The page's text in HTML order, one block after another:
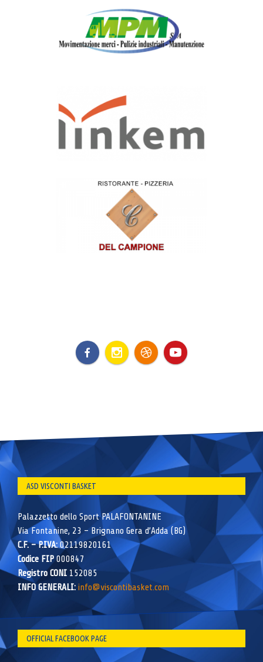
ASD VISCONTI BASKET
Palazzetto dello Sport PALAFONTANINE
Via Fontanine, 23 – Brignano Gera d’Adda (BG)
C.F. – P.IVA:02119820161
Codice FIP000847
Registro CONI 152085
INFO GENERALI: info@viscontibasket.com
OFFICIAL FACEBOOK PAGE